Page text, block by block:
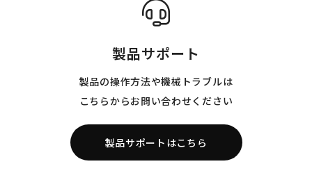
製品サポート
製品の操作方法や機械トラブルは
こちらからお問い合わせください
製品サポートはこちら